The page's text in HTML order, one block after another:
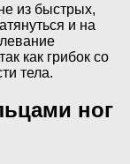
из быстрых,
и на
как грибок со
тела.
ног